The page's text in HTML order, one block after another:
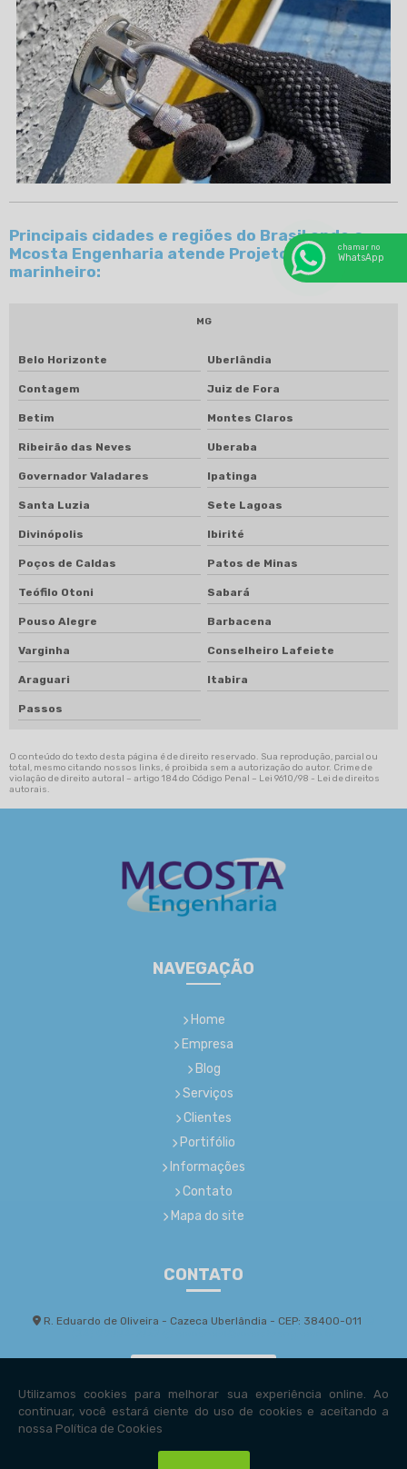
Principais cidades e regiões do Brasil onde a
Mcosta Engenharia atende Projeto de escada
marinheiro:
MG
Belo Horizonte Uberlândia
Contagem Juiz de Fora
Betim Montes Claros
Ribeirão das Neves Uberaba
Governador Valadares Ipatinga
Santa Luzia Sete Lagoas
Divinópolis Ibirité
Poços de Caldas Patos de Minas
Teófilo Otoni Sabará
Pouso Alegre Barbacena
Varginha Conselheiro Lafeiete
Araguari Itabira
Passos
O conteúdo do texto desta página é de direito reservado. Sua reprodução, parcial ou
total, mesmo citando nossos links, é proibida sem a autorização do autor. Crime de
violação de direito autoral – artigo 184 do Código Penal – Lei 9610/98 - Lei de direitos
autorais.
NAVEGAÇÃO
Home
Empresa
Blog
Serviços
Clientes
Portifólio
Informações
Contato
Mapa do site
CONTATO
R. Eduardo de Oliveira - Cazeca Uberlândia - CEP: 38400-011
Copyright © Mcosta Engenharia. (Lei 9610 de 19/02/1998)
chamar no
WhatsApp